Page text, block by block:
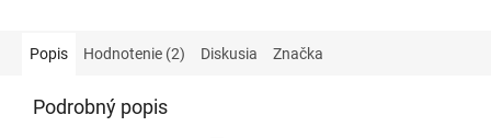
Popis Hodnotenie (2) Diskusia Značka
Podrobný popis